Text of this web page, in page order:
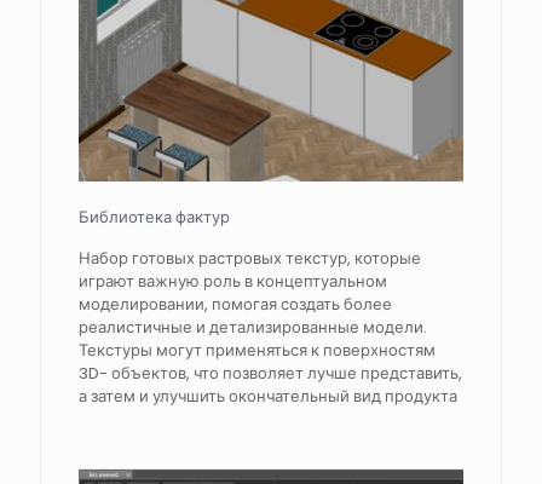
Библиотека фактур
Набор готовых растровых текстур, которые
играют важную роль в концептуальном
моделировании, помогая создать более
реалистичные и детализированные модели.
Текстуры могут применяться к поверхностям
3D- объектов, что позволяет лучше представить,
а затем и улучшить окончательный вид продукта